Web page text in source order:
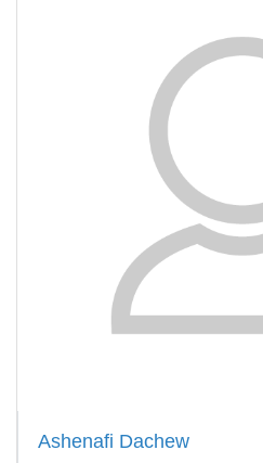
Ashenafi Dachew